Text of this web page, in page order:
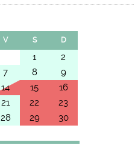
V S D
1
2
7 8
9
14 15
16
21 22
23
28 29
30